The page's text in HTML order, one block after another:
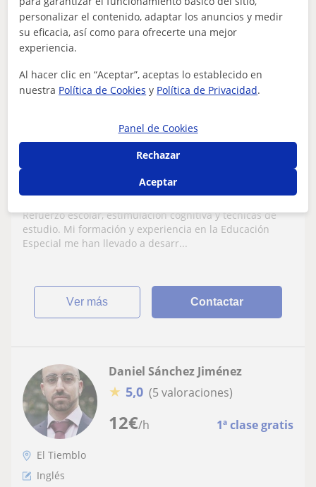
Aurora
Primaria
Pedagoga y Maestra de Educación
Primaria y Pedagogía Terapéutica (PT)
Refuerzo escolar, estimulación cognitiva y técnicas de
estudio. Mi formación y experiencia en la Educación
Especial me han llevado a desarr...
ver más Contactar
12€/h 1ª clase gratis
Daniel Sánchez Jiménez
★ 5,0 (5 valoraciones)
El Tiemblo
Inglés
personalizar el contenido, adaptar los anuncios y medir
su eficacia, así como para ofrecerte una mejor
experiencia.
Al hacer clic en “Aceptar”, aceptas lo establecido en
nuestra Política de Cookies y Política de Privacidad.
Panel de Cookies
Rechazar
Aceptar